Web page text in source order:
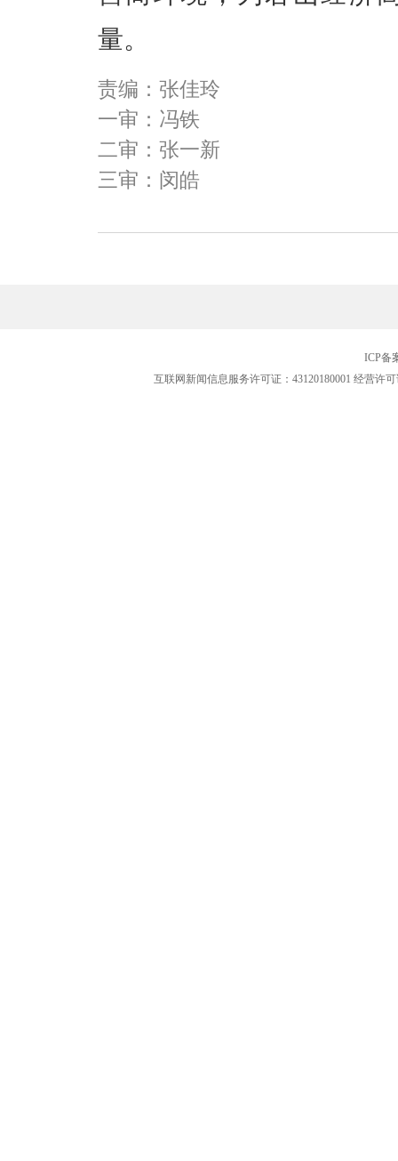
量。
责编：张佳玲
一审：冯铁
二审：张一新
三审：闵皓
ICP备
互联网新闻信息服务许可证：43120180001 经营许可